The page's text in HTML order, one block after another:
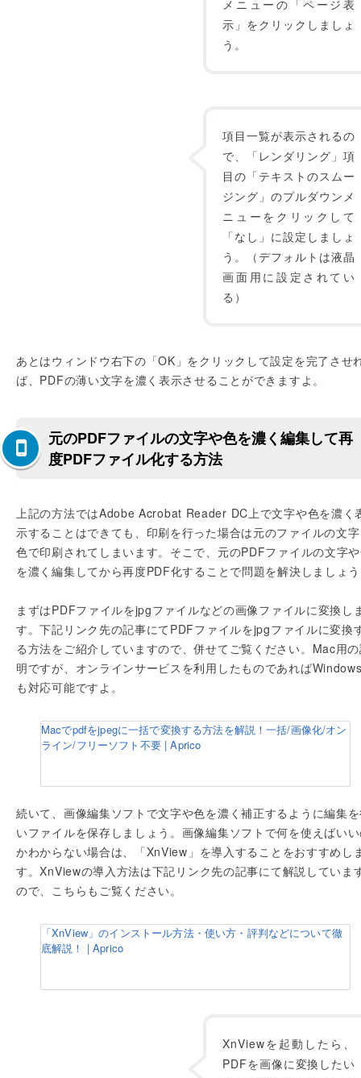
メニューの「ページ表
示」をクリックしましょ
う。
項目一覧が表示されるの
で、「レンダリング」項
目の「テキストのスムー
ジング」のプルダウンメ
ニューをクリックして
「なし」に設定しましょ
う。（デフォルトは液晶
画面用に設定されてい
る）
あとはウィンドウ右下の「OK」をクリックして設定を完了させ
ば、PDFの薄い文字を濃く表示させることができますよ。
元のPDFファイルの文字や色を濃く編集して再
度PDFファイル化する方法
上記の方法ではAdobe Acrobat Reader DC上で文字や色を濃く
示することはできても、印刷を行った場合は元のファイルの文
色で印刷されてしまいます。そこで、元のPDFファイルの文字
を濃く編集してから再度PDF化することで問題を解決しましょ
まずはPDFファイルをjpgファイルなどの画像ファイルに変換し
す。下記リンク先の記事にてPDFファイルをjpgファイルに変換
る方法をご紹介していますので、併せてご覧ください。Mac用
明ですが、オンラインサービスを利用したものであれば
も対応可能ですよ。
Macでpdfをjpegに一括で変換する方法を解説！一括/画像化/オン
ライン/フリーソフト不要 | Aprico
続いて、画像編集ソフトで文字や色を濃く補正するように編集
いファイルを保存しましょう。画像編集ソフトで何を使えばい
かわからない場合は、「XnView」を導入することをおすすめし
す。XnViewの導入方法は下記リンク先の記事にて解説していま
ので、こちらもご覧ください。
「XnView」のインストール方法・使い方・評判などについて徹
底解説！ | Aprico
XnViewを起動したら、
PDFを画像に変換したい